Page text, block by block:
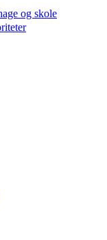
og skole